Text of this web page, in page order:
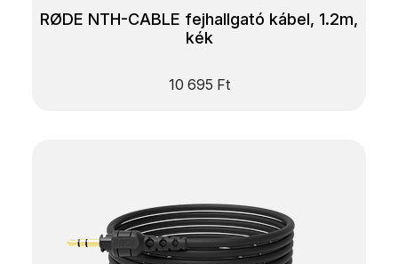
RØDE NTH-CABLE fejhallgató kábel, 1.2m,
kék
10 695 Ft